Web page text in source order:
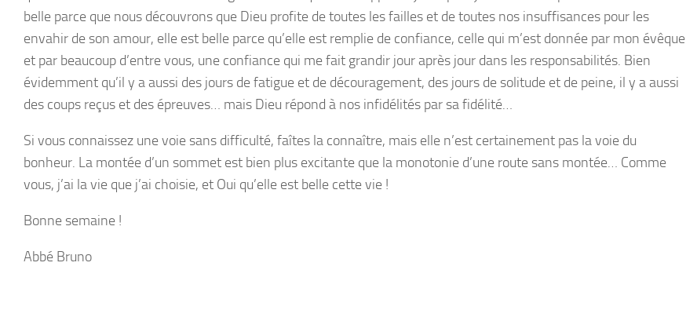
belle parce que nous découvrons que Dieu profite de toutes les failles et de toutes nos insuffisances pour les
envahir de son amour, elle est belle parce qu’elle est remplie de confiance, celle qui m’est donnée par mon évêque
et par beaucoup d’entre vous, une confiance qui me fait grandir jour après jour dans les responsabilités. Bien
évidemment qu’il y a aussi des jours de fatigue et de découragement, des jours de solitude et de peine, il y a aussi
des coups reçus et des épreuves… mais Dieu répond à nos infidélités par sa fidélité…
Si vous connaissez une voie sans difficulté, faîtes la connaître, mais elle n’est certainement pas la voie du
bonheur. La montée d’un sommet est bien plus excitante que la monotonie d’une route sans montée… Comme
vous, j’ai la vie que j’ai choisie, et Oui qu’elle est belle cette vie !
Bonne semaine !
Abbé Bruno